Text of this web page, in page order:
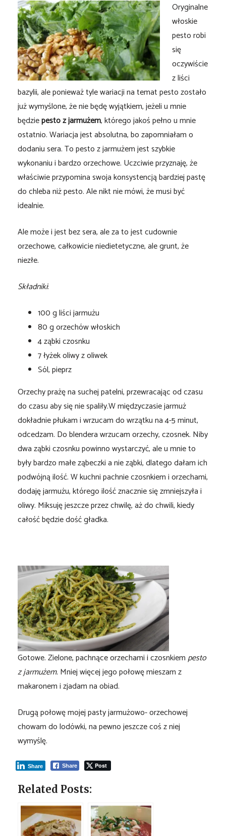
Oryginalne
włoskie
pesto robi
się
oczywiście
z liści
bazylii, ale ponieważ tyle wariacji na temat pesto zostało
już wymyślone, że nie będę wyjątkiem, jeżeli u mnie
będziepesto z jarmużem, którego jakoś pełno u mnie
ostatnio.Wariacja jest absolutna, bo zapomniałam o
dodaniu sera. To pesto z jarmużem jest szybkie
wykonaniu i bardzo orzechowe. Uczciwie przyznaję, że
właściwie przypomina swoja konsystencją bardziej pastę
do chleba niż pesto. Ale nikt nie mówi, że musi być
idealnie.
Ale może i jest bez sera, ale za to jest cudownie
orzechowe, całkowicie niedietetyczne, ale grunt, że
niezłe.
Składniki:
100 g liści jarmużu
80 g orzechów włoskich
4 ząbki czosnku
7 łyżek oliwy z oliwek
Sól, pieprz
Orzechy prażę na suchej patelni, przewracając od czasu
do czasu aby się nie spaliły.W międzyczasie jarmuż
dokładnie płukam i wrzucam do wrzątku na 4-5 minut,
odcedzam. Do blendera wrzucam orzechy, czosnek. Niby
dwa ząbki czosnku powinno wystarczyć, ale u mnie to
były bardzo małe ząbeczki a nie ząbki, dlatego dałam ich
podwójną ilość. W kuchni pachnie czosnkiem i orzechami,
dodaję jarmużu, którego ilość znacznie się zmniejszyła i
oliwy. Miksuję jeszcze przez chwilę, aż do chwili, kiedy
całość będzie dość gładka.
Gotowe. Zielone, pachnące orzechami i czosnkiempesto
z jarmużem.Mniej więcej jego połowę mieszam z
makaronem i zjadam na obiad.
Drugą połowę mojej pasty jarmużowo- orzechowej
chowam do lodówki, na pewno jeszcze coś z niej
wymyślę.
Share Post
Share
Related Posts: